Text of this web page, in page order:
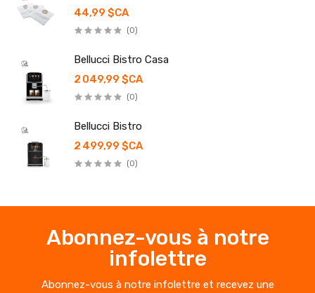
44,99 $CA
(0)
Bellucci Bistro Casa
2 049,99 $CA
(0)
Bellucci Bistro
2 499,99 $CA
(0)
Abonnez-vous à notre
infolettre
Abonnez-vous à notre infolettre et recevez une